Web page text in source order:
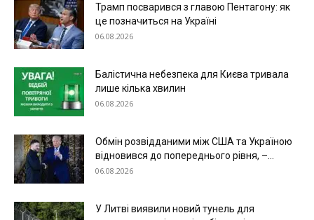
Україна
Економіка
Політика
Світ
Технології
Війна
Трамп посварився з главою Пентагону: як
це позначиться на Україні
06.08.2026
Балістична небезпека для Києва тривала
лише кілька хвилин
06.08.2026
Обмін розвідданими між США та Україною
відновився до попереднього рівня, –...
06.08.2026
У Литві виявили новий тунель для